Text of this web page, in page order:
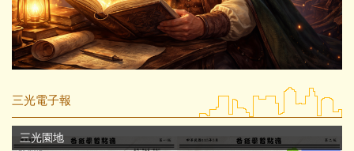
三光電子報
三光園地